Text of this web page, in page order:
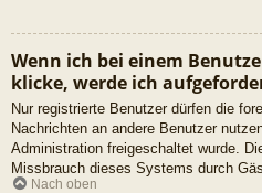
Wenn ich bei einem
klicke, werde ich
Nur registrierte Benutzer dürfen die
Nachrichten an andere Benutzer
Administration freigeschaltet wurde.
Missbrauch dieses Systems durch
Nach oben